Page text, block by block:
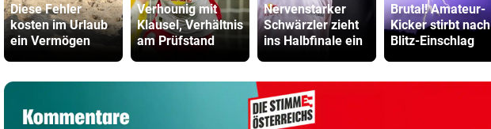
Diese Fehler
kosten im Urlaub
ein Vermögen
Verhounig mit
Klausel, Verhältnis
am Prüfstand
Nervenstarker
Schwärzler zieht
ins Halbfinale ein
Brutal! Amateur-
Kicker stirbt nach
Blitz-Einschlag